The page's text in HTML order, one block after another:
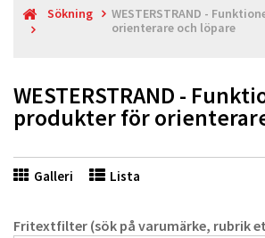
Sökning
WESTERSTRAND -
orienterare och löpare
WESTERSTRAND -
produkter för
Galleri Lista
Fritextfilter (sök på varumärke, rubrik